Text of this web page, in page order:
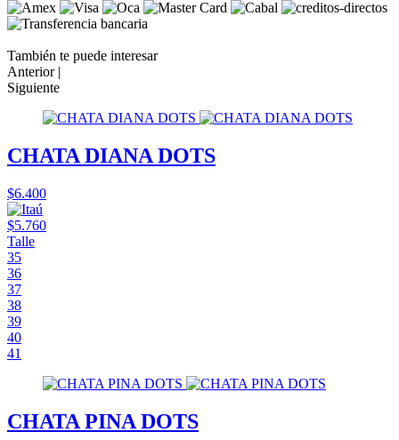
También te puede interesar
Anterior |
Siguiente
CHATA DIANA DOTS
$6.400
$5.760
Talle
35
36
37
38
39
40
41
CHATA PINA DOTS